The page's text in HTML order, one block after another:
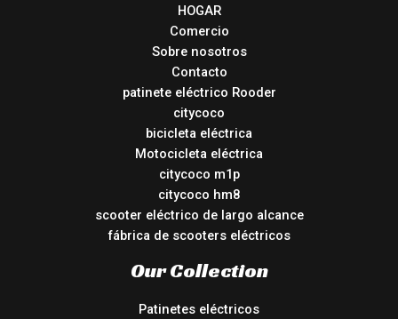
HOGAR
Comercio
Sobre nosotros
Contacto
patinete eléctrico Rooder
citycoco
bicicleta eléctrica
Motocicleta eléctrica
citycoco m1p
citycoco hm8
scooter eléctrico de largo alcance
fábrica de scooters eléctricos
Our Collection
Patinetes eléctricos